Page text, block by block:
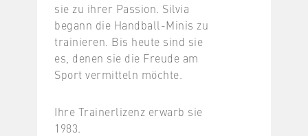
sie zu ihrer Passion. Silvia
begann die Handball-Minis zu
trainieren. Bis heute sind sie
es, denen sie die Freude am
Sport vermitteln möchte.
Ihre Trainerlizenz erwarb sie
1983.